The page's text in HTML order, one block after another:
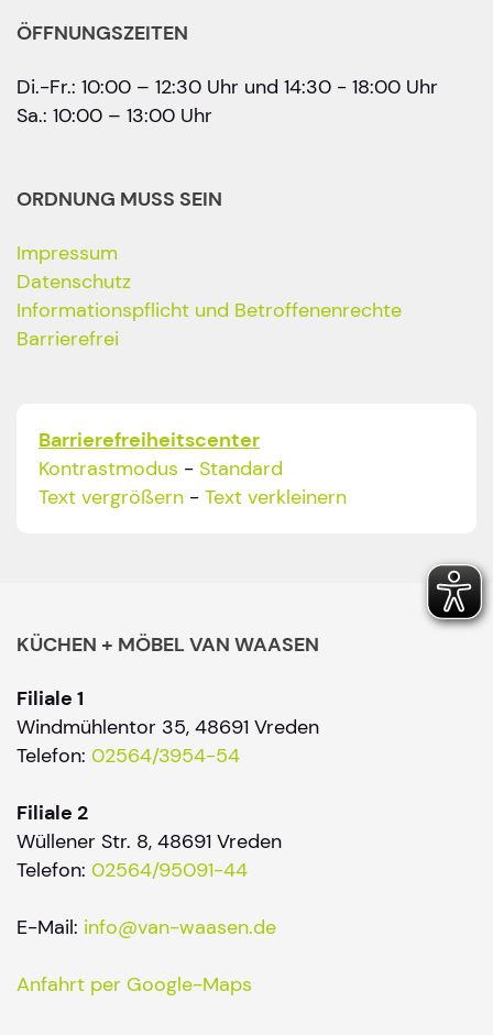
ÖFFNUNGSZEITEN
Di.-Fr.: 10:00 – 12:30 Uhr und 14:30 - 18:00 Uhr
Sa.: 10:00 – 13:00 Uhr
ORDNUNG MUSS SEIN
Impressum
Datenschutz
Informationspflicht und Betroffenenrechte
Barrierefrei
Barrierefreiheitscenter
Kontrastmodus - Standard
Text vergrößern - Text verkleinern
KÜCHEN + MÖBEL VAN WAASEN
Filiale 1
Windmühlentor 35, 48691 Vreden
Telefon: 02564/3954-54
Filiale 2
Wüllener Str. 8, 48691 Vreden
Telefon: 02564/95091-44
E-Mail: info@van-waasen.de
Anfahrt per Google-Maps